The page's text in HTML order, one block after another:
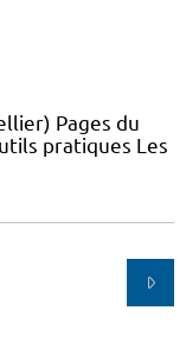
Pages du
pratiques Les